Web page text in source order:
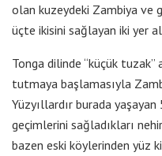
olan kuzeydeki Zambiya ve
üçte ikisini sağlayan iki yer
Tonga dilinde “küçük tuzak”
tutmaya başlamasıyla
Yüzyıllardır burada
geçimlerini sağladıkları
bazen eski köylerinden yüz